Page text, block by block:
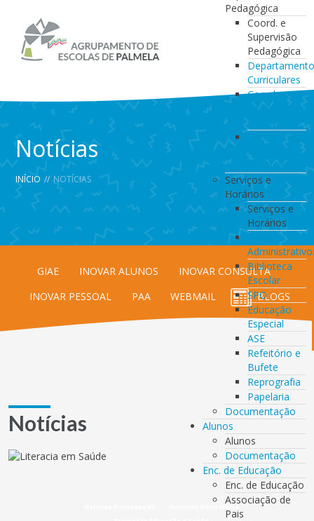
Pedagógica
Coord. e
Supervisão
Pedagógica
Curriculares
Coordenação
da Direção
de Turma
Coordenação
de
Serviços e
Horários
Serviços e
Horários
Serviços
Biblioteca
Escolar
SPO
Educação
Especial
ASE
Refeitório e
Bufete
Reprografia
Papelaria
Documentação
Alunos
Alunos
Documentação
Enc. de Educação
Enc. de Educação
Associação de
Pais
Notícias
INÍCIO // NOTÍCIAS
GIAE INOVAR ALUNOS
INOVAR CONSULTA
INOVAR PESSOAL
PAA WEBMAIL BLOGS
Notícias